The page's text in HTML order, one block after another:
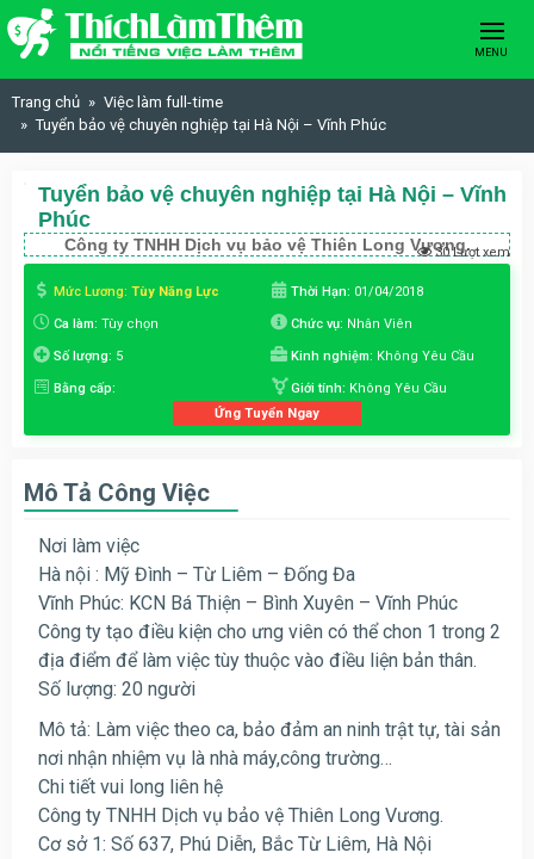
Skip to content
MENU
Trang chủ
Việc làm full-time
Tuyển bảo vệ chuyên nghiệp tại Hà Nội – Vĩnh Phúc
Tuyển bảo vệ chuyên nghiệp tại Hà Nội – Vĩnh
Phúc
Công ty TNHH Dịch vụ bảo vệ Thiên Long Vương.30 Lượt xem
Mức Lương: Tùy Năng Lực Thời Hạn: 01/04/2018
Ca làm: Tùy chọn Chức vụ: Nhân Viên
Số lượng: 5 Kinh nghiệm: Không Yêu Cầu
Bằng cấp: Giới tính: Không Yêu Cầu
Ứng Tuyển Ngay
Mô Tả Công Việc
Nơi làm việc
Hà nội : Mỹ Đình – Từ Liêm – Đống Đa
Vĩnh Phúc: KCN Bá Thiện – Bình Xuyên – Vĩnh Phúc
Công ty tạo điều kiện cho ưng viên có thể chon 1 trong 2
địa điểm để làm việc tùy thuộc vào điều liện bản thân.
Số lượng: 20 người
Mô tả: Làm việc theo ca, bảo đảm an ninh trật tự, tài sản
nơi nhận nhiệm vụ là nhà máy,công trường…
Chi tiết vui long liên hệ
Công ty TNHH Dịch vụ bảo vệ Thiên Long Vương.
Cơ sở 1: Số 637, Phú Diễn, Bắc Từ Liêm, Hà Nội